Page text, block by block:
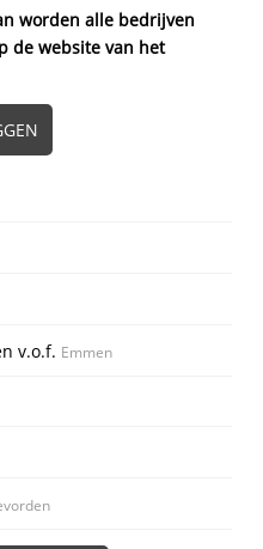
worden alle bedrijven
de website van het
v.o.f. Emmen